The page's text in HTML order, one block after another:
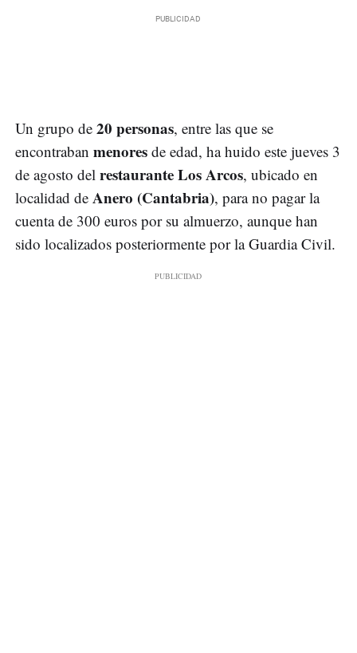
Un grupo de 20 personas, entre las que se
encontraban menores de edad, ha huido este jueves 3
de agosto del restaurante Los Arcos, ubicado en
localidad de Anero (Cantabria), para no pagar la
cuenta de 300 euros por su almuerzo, aunque han
sido localizados posteriormente por la Guardia Civil.